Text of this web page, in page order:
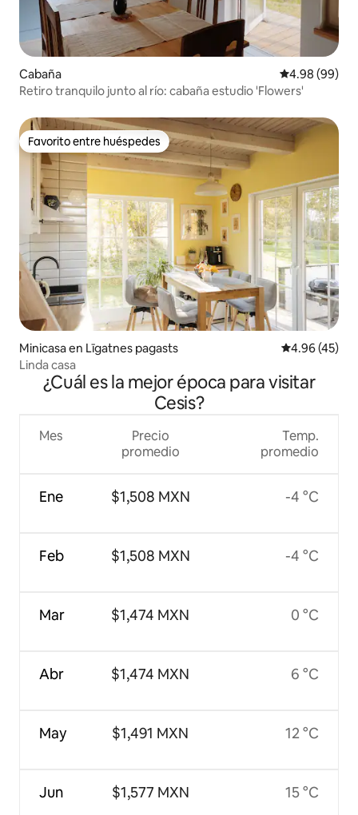
Cabaña Calificación
4.98 (99)
Retiro tranquilo junto al río: cabaña estudio 'Flowers'
Favorito entre huéspedes
Favorito entre huéspedes
Minicasa en Līgatnes pagasts Calificación
4.96 (45)
Linda casa
¿Cuál es la mejor época para visitar
Cesis?
Mes
Ene
Feb
Mar
Abr
May
Jun
Precio
promedio
$1,508 MXN
$1,508 MXN
$1,474 MXN
$1,474 MXN
$1,491 MXN
$1,577 MXN
Temp.
promedio
-4 °C
-4 °C
0 °C
6 °C
12 °C
15 °C